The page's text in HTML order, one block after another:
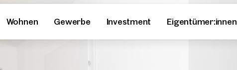
Wohnen Gewerbe Investment Eigentümer:innen